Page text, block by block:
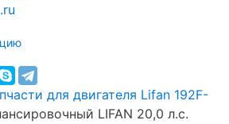
для двигателя Lifan 192F-
LIFAN 20,0 л.с.